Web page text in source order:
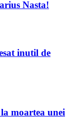
Nasta!
inutil de
moartea unei